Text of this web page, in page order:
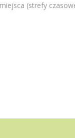
(strefy